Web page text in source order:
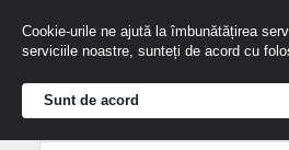
Cookie-urile ne ajută la îmbunătățirea
serviciile noastre, sunteți de acord cu
Sunt de acord